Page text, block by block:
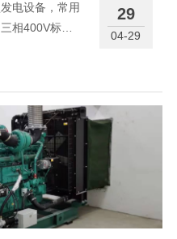
电设备，常用
相400V标准
铜发电机，动
障率低。支持
29
04-29